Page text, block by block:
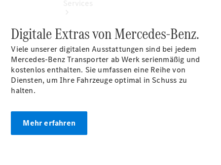
Übersicht
Kompletträder
Digitale Extras von Mercedes-Benz.
Viele unserer digitalen Ausstattungen sind bei jedem
Mercedes-BenzTransporter ab Werk serienmäßig und
kostenlos enthalten. Sie umfassen eine Reihe von
Diensten, um Ihre Fahrzeuge optimal in Schuss zu
halten.
Mehr erfahren